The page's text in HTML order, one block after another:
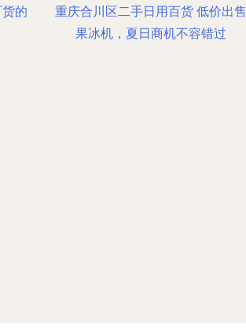
的
重庆合川区二手日用百货 低价出售
果冰机，夏日商机不容错过